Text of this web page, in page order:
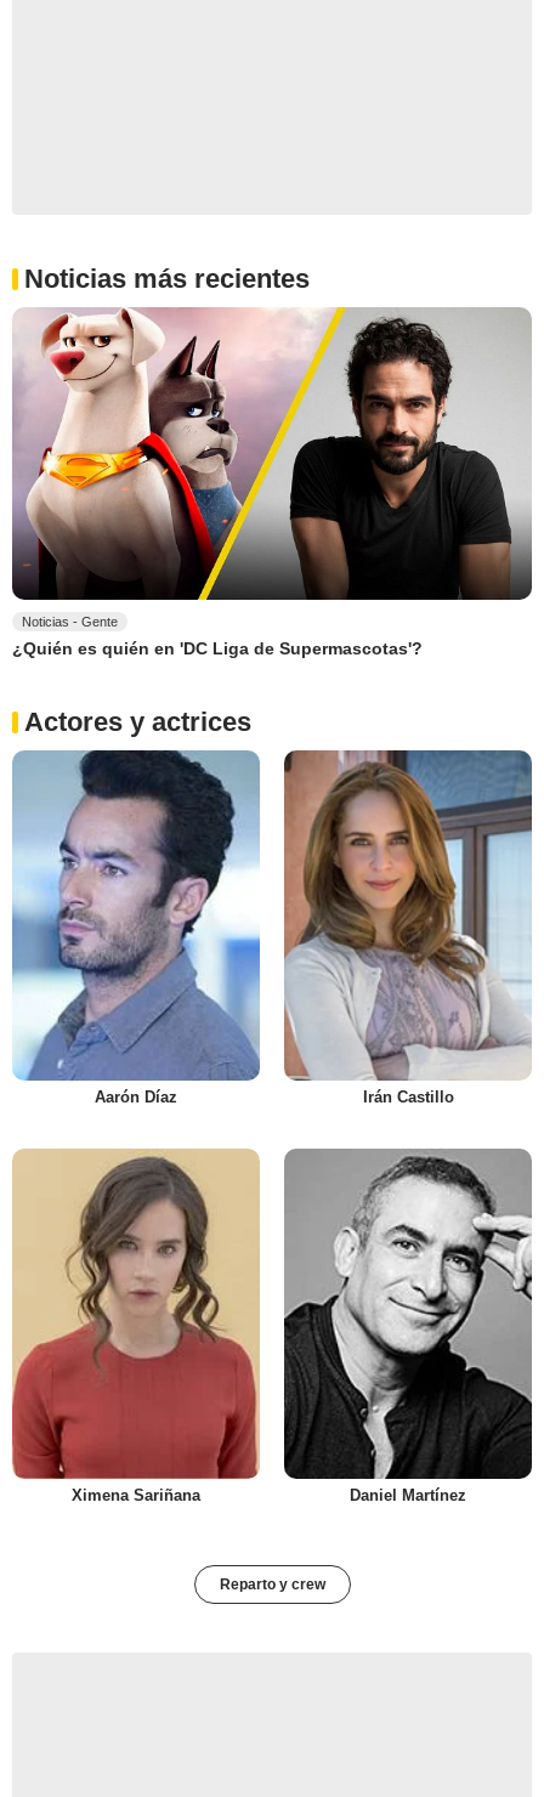
Noticias más recientes
Noticias - Gente
¿Quién es quién en 'DC Liga de Supermascotas'?
Actores y actrices
Aarón Díaz Irán Castillo
Ximena Sariñana Daniel Martínez
Reparto y crew